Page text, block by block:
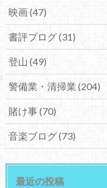
映画(47)
書評ブログ(31)
登山 (49)
警備業・清掃業 (204)
賭け事(70)
音楽ブログ(73)
最近の投稿